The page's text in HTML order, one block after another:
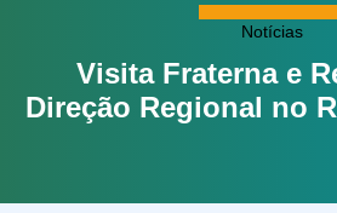
Notícias
Visita Fraterna e
Direção Regional no